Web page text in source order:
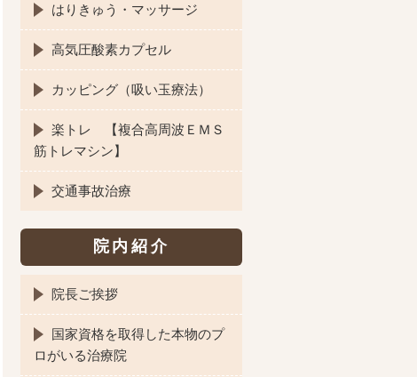
はりきゅう・マッサージ
高気圧酸素カプセル
カッピング（吸い玉療法）
楽トレ 【複合高周波ＥＭＳ
筋トレマシン】
交通事故治療
院内紹介
院長ご挨拶
国家資格を取得した本物のプ
ロがいる治療院